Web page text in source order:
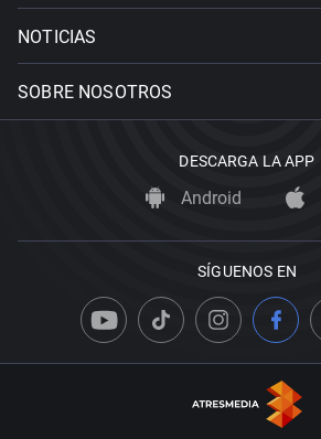
NOTICIAS
SOBRE NOSOTROS
DESCARGA LA APP
Android
SÍGUENOS EN